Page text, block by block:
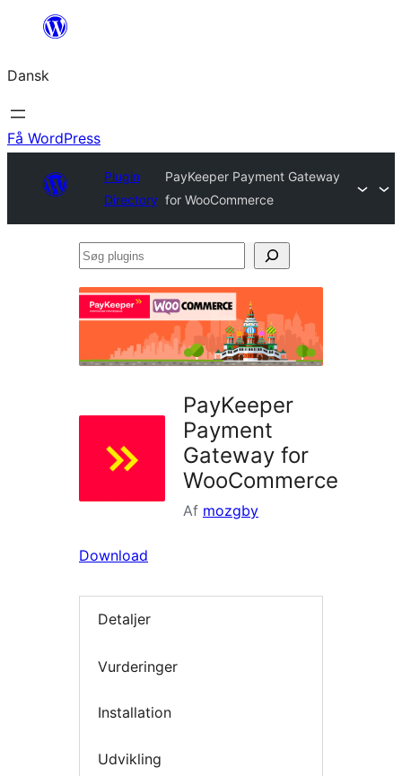
Spring
indhold
Dansk
Få WordPress
Plugin
Directory
PayKeeper Payment Gateway
for WooCommerce
Søg
PayKeeper
Payment
Gateway for
WooCommerce
Af mozgby
Download
Detaljer
Vurderinger
Installation
Udvikling